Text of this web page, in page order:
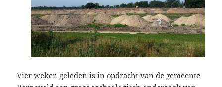
Vier weken geleden is in opdracht van de gemeente